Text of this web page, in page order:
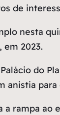
de
nesta
em 2023.
do
anistia para
a rampa